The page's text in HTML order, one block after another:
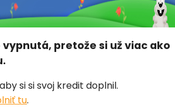
pretože si už viac ako
si si svoj kredit doplnil.
tu.